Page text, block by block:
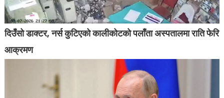
दिउँसो डाक्टर, नर्स कुटिएको कालीकोटको पलाँता अस्पतालमा राति फेरि
आक्रमण